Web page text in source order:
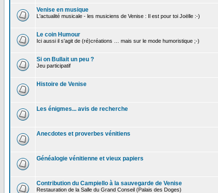
Venise en musique
L'actualité musicale - les musiciens de Venise : Il est pour toi Joëlle :-)
Le coin Humour
Ici aussi il s'agit de (ré)créations … mais sur le mode humoristique ;-)
Si on Bullait un peu ?
Jeu participatif
Histoire de Venise
Les énigmes... avis de recherche
Anecdotes et proverbes vénitiens
Généalogie vénitienne et vieux papiers
Contribution du Campiello à la sauvegarde de Venise
Restauration de la Salle du Grand Conseil (Palais des Doges)